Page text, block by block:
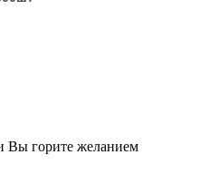
Вы горите желанием